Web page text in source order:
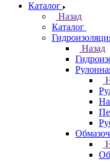
Каталог
Назад
Каталог
Назад